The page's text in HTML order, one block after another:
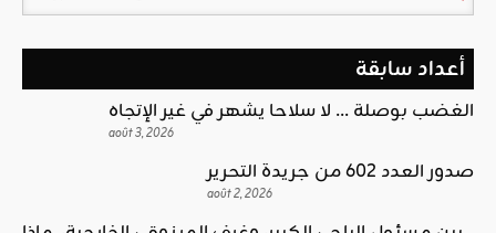
أعداد سابقة
الغضب بوصلة … لا سلاحا يشهر في غير الإتجاه
août 3, 2026
صدور العدد 602 من جريدة التحرير
août 2, 2026